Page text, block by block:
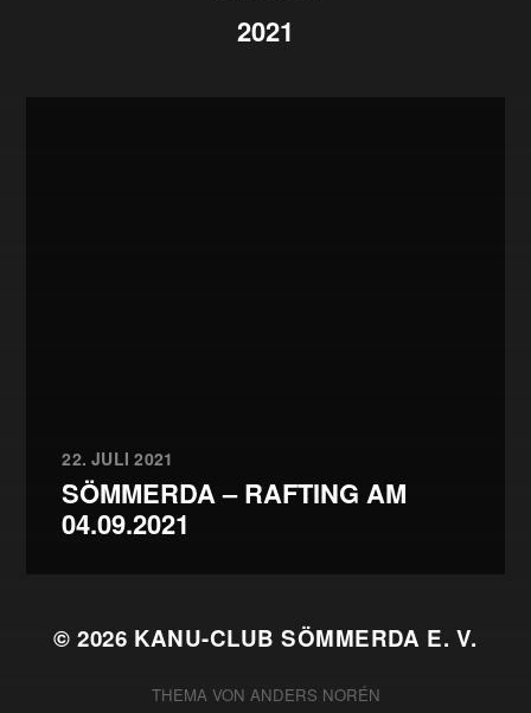
2021
22. JULI 2021
SÖMMERDA – RAFTING AM
04.09.2021
© 2026 KANU-CLUB SÖMMERDA E. V.
THEMA VON ANDERS NORÉN